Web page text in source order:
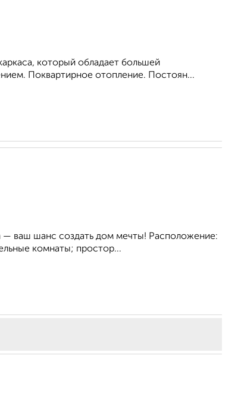
который обладает большей
Поквартирное отопление. Постоян...
— ваш шанс создать дом мечты! Расположение:
комнаты; простор...